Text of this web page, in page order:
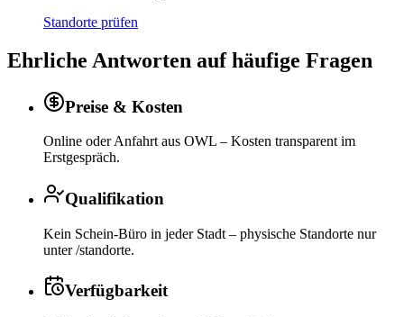
Standorte prüfen
Ehrliche Antworten auf häufige Fragen
Preise & Kosten
Online oder Anfahrt aus OWL – Kosten transparent im
Erstgespräch.
Qualifikation
Kein Schein-Büro in jeder Stadt – physische Standorte nur
unter /standorte.
Verfügbarkeit